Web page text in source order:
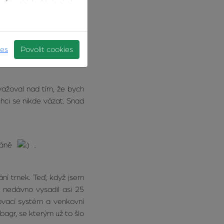
láká mě Finsko,
jeden rok zahrát,
nad tím, že bych
se nikde vázat. Snad
trnek. Teď, když jsem
vysadil asi 25
systém a venkovní
se kterým už to šlo
Povolit cookies